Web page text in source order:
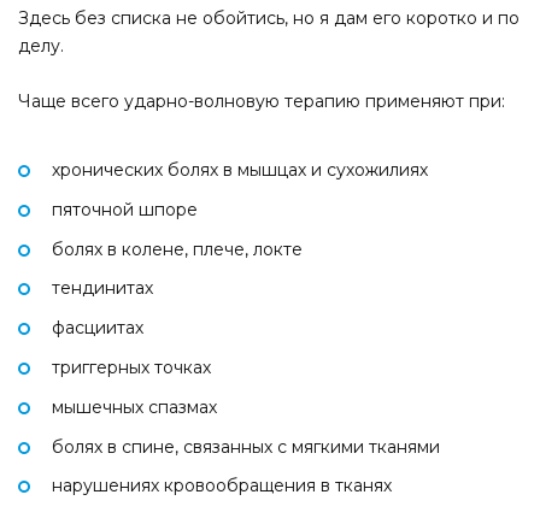
Здесь без списка не обойтись, но я дам его коротко и по
делу.
Чаще всего ударно-волновую терапию применяют при:
хронических болях в мышцах и сухожилиях
пяточной шпоре
болях в колене, плече, локте
тендинитах
фасциитах
триггерных точках
мышечных спазмах
болях в спине, связанных с мягкими тканями
нарушениях кровообращения в тканях